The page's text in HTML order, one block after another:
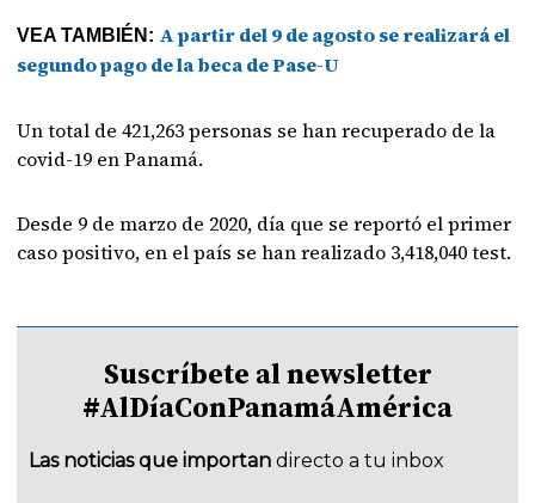
VEA TAMBIÉN: A partir del 9 de agosto se realizará el
segundo pago de la beca de Pase-U
Un total de 421,263 personas se han recuperado de la
covid-19 en Panamá.
Desde 9 de marzo de 2020, día que se reportó el primer
caso positivo, en el país se han realizado 3,418,040 test.
Suscríbete al newsletter
#AlDíaConPanamáAmérica
Las noticias que importan directo a tu inbox